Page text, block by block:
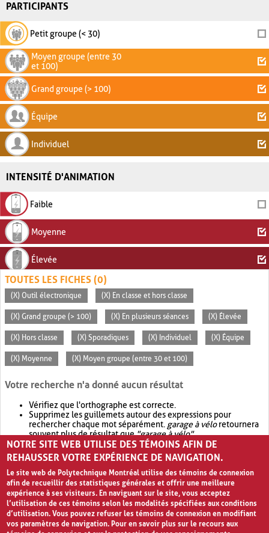
PARTICIPANTS
Petit groupe (< 30)
Moyen groupe (entre 30
et 100)
Grand groupe (> 100)
Équipe
Individuel
INTENSITÉ D'ANIMATION
Faible
Moyenne
Élevée
TOUTES LES FICHES (0)
(X) Outil électronique (X) En classe et hors classe
(X) Grand groupe (> 100) (X) En plusieurs séances (X) Élevée
(X) Hors classe (X) Sporadiques (X) Individuel (X) Équipe
(X) Moyenne (X) Moyen groupe (entre 30 et 100)
Votre recherche n'a donné aucun résultat
Vérifiez que l'orthographe est correcte.
Supprimez les guillemets autour des expressions pour
rechercher chaque mot séparément. garage à véloretournera
souvent plus de résultat que"garage à vélo".
Envisagez d'élargir votre recherche avec OR.garage OR vélo
retournera souvent plus de résultat quegarage à vélo
NOTRE SITE WEB UTILISE DES TÉMOINS AFIN DE
REHAUSSER VOTRE EXPÉRIENCE DE NAVIGATION.
Le site web de Polytechnique Montréal utilise des témoins de connexion
afin de recueillir des statistiques générales et offrir une meilleure
expérience à ses visiteurs. En naviguant sur le site, vous acceptez
l’utilisation de ces témoins selon les modalités spécifiées aux conditions
d’utilisation. Vous pouvez refuser les témoins de connexion en modifiant
vos paramètres de navigation. Pour en savoir plus sur le recours aux